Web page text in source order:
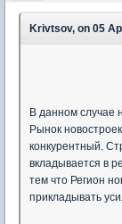
Krivtsov, on 05
В данном случае
Рынок
конкурентный.
вкладывается в
тем что Регион
прикладывать